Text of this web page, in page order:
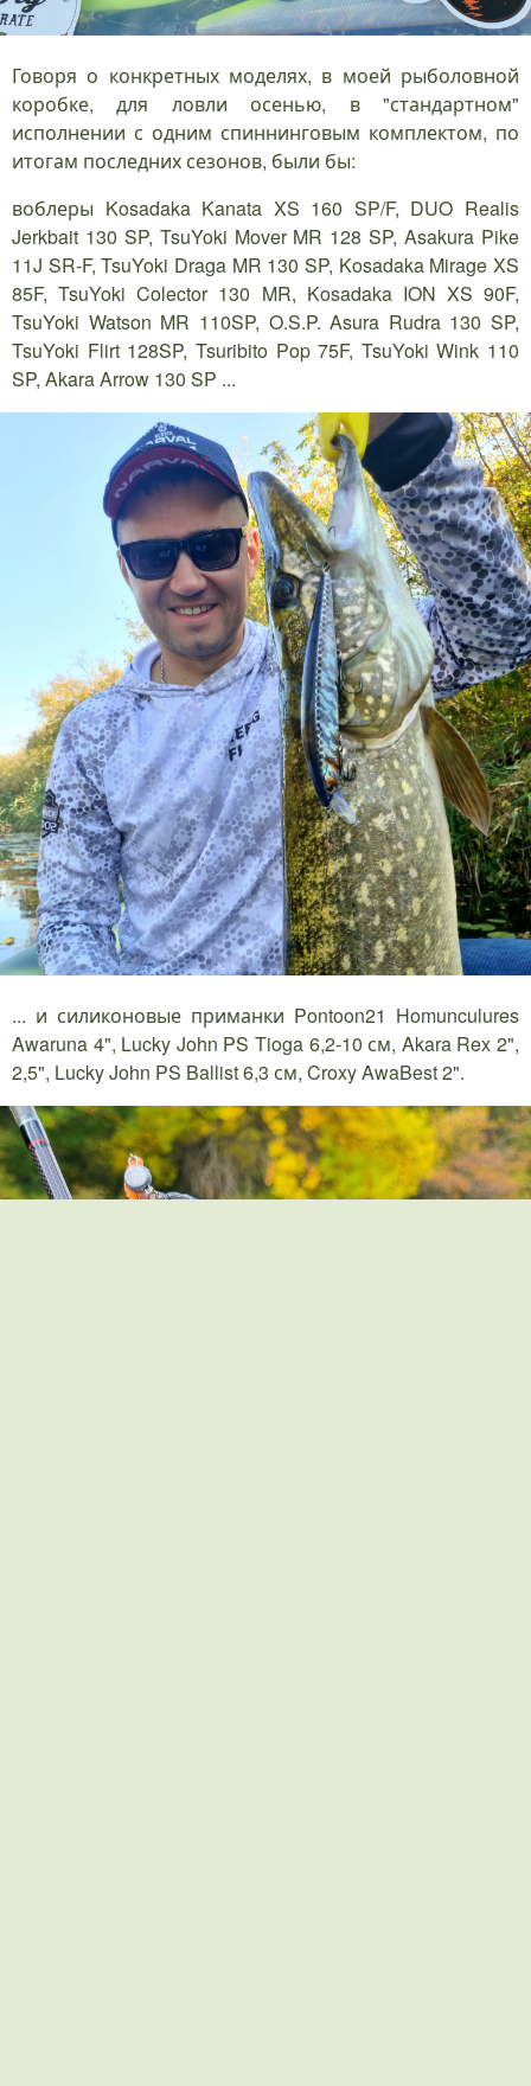
Говоря о конкретных моделях, в моей рыболовной
коробке, для ловли осенью, в "стандартном"
исполнении с одним спиннинговым комплектом, по
итогам последних сезонов, были бы:
воблеры Kosadaka Kanata XS 160 SP/F, DUO Realis
Jerkbait 130 SP, TsuYoki Mover MR 128 SP, Asakura Pike
11J SR-F, TsuYoki Draga MR 130 SP, Kosadaka Mirage XS
85F, TsuYoki Colector 130 MR, Kosadaka ION XS 90F,
TsuYoki Watson MR 110SP, O.S.P. Asura Rudra 130 SP,
TsuYoki Flirt 128SP, Tsuribito Pop 75F, TsuYoki Wink 110
SP, Akara Arrow 130 SP ...
... и силиконовые приманки Pontoon21 Homunculures
Awaruna 4", Lucky John PS Tioga 6,2-10 см, Akara Rex 2",
2,5", Lucky John PS Ballist 6,3 см, Croxy AwaBest 2".